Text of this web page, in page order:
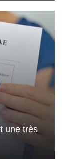
une très